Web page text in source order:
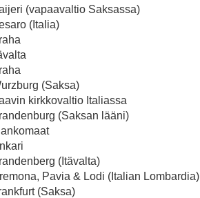
(vapaavaltio Saksassa)
(Italia)
(Saksa)
kirkkovaltio Italiassa
(Saksan lääni)
(Itävalta)
Pavia & Lodi (Italian Lombardia)
(Saksa)